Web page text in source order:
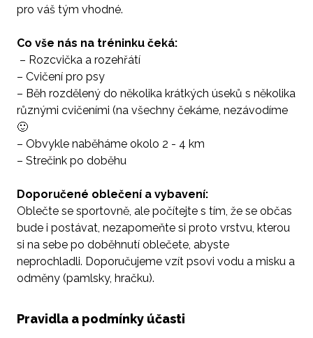
pro váš tým vhodné.
Co vše nás na tréninku čeká:
– Rozcvička a rozehřátí
– Cvičení pro psy
– Běh rozdělený do několika krátkých úseků s několika
různými cvičeními (na všechny čekáme, nezávodíme
🙂
– Obvykle naběháme okolo 2 - 4 km
– Strečink po doběhu
Doporučené oblečení a vybavení:
Oblečte se sportovně, ale počítejte s tím, že se občas
bude i postávat, nezapomeňte si proto vrstvu, kterou
si na sebe po doběhnutí oblečete, abyste
neprochladli. Doporučujeme vzít psovi vodu a misku a
odměny (pamlsky, hračku).
Pravidla a podmínky účasti